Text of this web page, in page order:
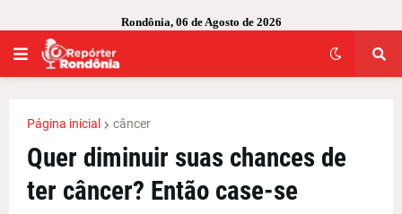
Rondônia, 06 de Agosto de 2026
Página inicial câncer
Quer diminuir suas chances de
ter câncer? Então case-se